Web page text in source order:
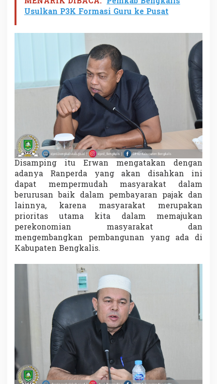
Usulkan P3K Formasi Guru ke Pusat
Disamping itu Erwan mengatakan dengan
adanya Ranperda yang akan disahkan ini
dapat mempermudah masyarakat dalam
berurusan baik dalam pembayaran pajak dan
lainnya, karena masyarakat merupakan
prioritas utama kita dalam memajukan
perekonomian masyarakat dan
mengembangkan pembangunan yang ada di
Kabupaten Bengkalis.